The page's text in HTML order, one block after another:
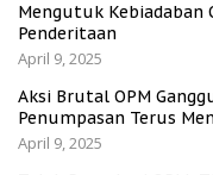
Mengutuk Kebiadaban
Penderitaan
April 9, 2025
Aksi Brutal OPM
Penumpasan Terus
April 9, 2025